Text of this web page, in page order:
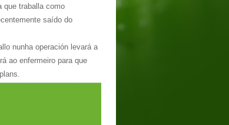
que traballa como
saído do
nunha operación levará a
ao enfermeiro para que